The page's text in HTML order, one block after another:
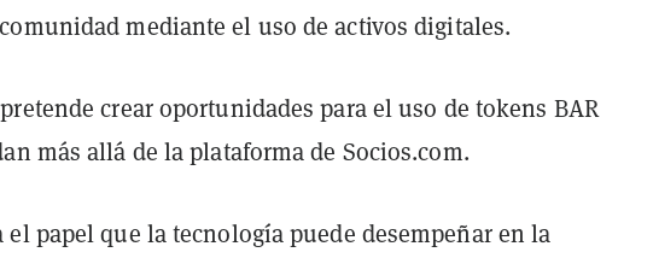
mediante el uso de activos digitales.
crear oportunidades para el uso de tokens BAR
más allá de la plataforma de Socios.com.
el papel que la tecnología puede desempeñar en la